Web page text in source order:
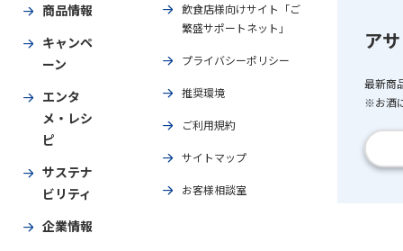
商品情報
キャンペ
ーン
エンタ
メ・レシ
ピ
サステナ
ビリティ
企業情報
飲食店様向けサイト「ご
繁盛サポートネット」
プライバシーポリシー
推奨環境
ご利用規約
サイトマップ
お客様相談室
ア
最新商
※お酒